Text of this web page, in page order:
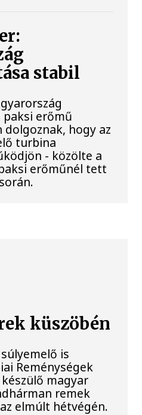
stabil
paksi erőmű
hogy az
turbina
- közölte a
erőműnél tett
küszöbén
is
Reménységek
készülő magyar
remek
elmúlt hétvégén.